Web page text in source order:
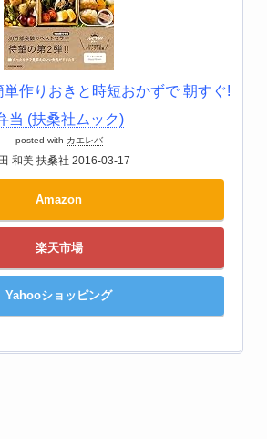
作りおきと時短おかずで 朝すぐ!
当 (扶桑社ムック)
posted with カエレバ
和美 扶桑社 2016-03-17
Amazon
楽天市場
Yahooショッピング